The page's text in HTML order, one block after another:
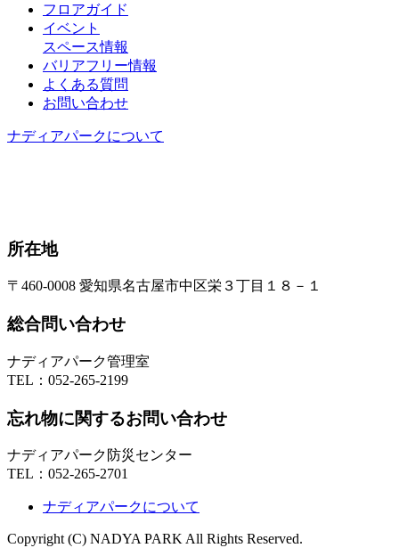
フロアガイド
イベント
スペース情報
バリアフリー情報
よくある質問
お問い合わせ
ナディアパークについて
所在地
〒460-0008 愛知県名古屋市中区栄３丁目１８－１
総合問い合わせ
ナディアパーク管理室
TEL： 052-265-2199
忘れ物に関するお問い合わせ
ナディアパーク防災センター
TEL： 052-265-2701
ナディアパークについて
Copyright (C) NADYA PARK All Rights Reserved.